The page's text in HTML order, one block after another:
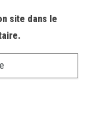
site dans le